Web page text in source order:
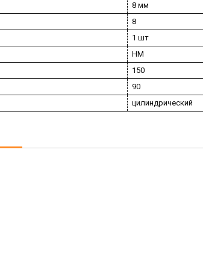
8 мм
8
1 шт
HM
150
90
цилиндрический